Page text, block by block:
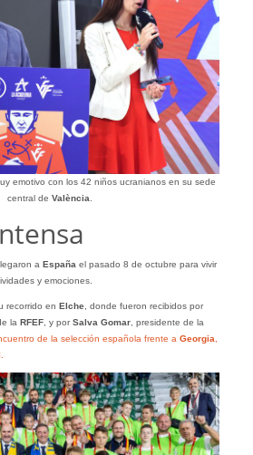
emotivo con los 42 niños ucranianos en su sede
central de València.
a Españael pasado 8 de octubre para vivir
y emociones.
recorrido en Elche, donde fueron recibidos por
la RFEF, y porSalva Gomar, presidente de la
de la selección española frente a Georgia,
.